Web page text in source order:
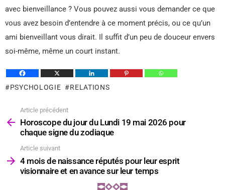
avec bienveillance ? Vous pouvez aussi vous demander ce que
vous avez besoin d’entendre à ce moment précis, ou ce qu’un
ami bienveillant vous dirait. Il suffit d’un peu de douceur envers
soi-même, même un court instant.
PSYCHOLOGIE RELATIONS
plus
Article précédent
Horoscope du jour du Lundi 19 mai 2026 pour
chaque signe du zodiaque
Article suivant
4 mois de naissance réputés pour leur esprit
visionnaire et en avance sur leur temps